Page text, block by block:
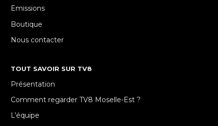
Emissions
Boutique
Nous contacter
TOUT SAVOIR SUR TV8
Présentation
Comment regarder TV8 Moselle-Est ?
L’équipe